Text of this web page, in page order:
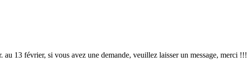
13 février, si vous avez une demande, veuillez laisser un message, merci !!!